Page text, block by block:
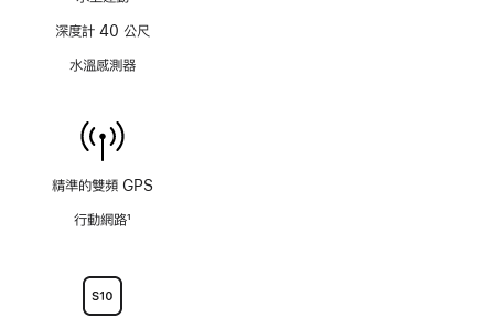
深度計 40 公尺
水溫感測器
精準的雙頻 GPS
行動網路1